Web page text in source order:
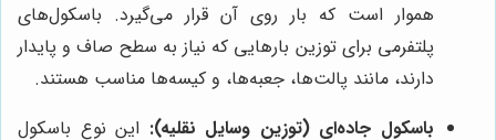
هموار است که بار روی آن قرار می‌گیرد. باسکول‌های
پلتفرمی برای توزین بارهایی که نیاز به سطح صاف و پایدار
دارند، مانند پالت‌ها، جعبه‌ها، و کیسه‌ها مناسب هستند.
باسکول جاده‌ای (توزین وسایل نقلیه): این نوع باسکول